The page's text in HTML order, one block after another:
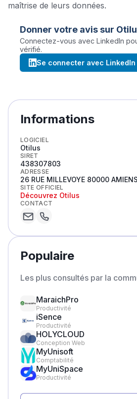
maîtrise de leurs données.
Donner votre avis sur
Connectez-vous avec LinkedIn
vérifié.
Se connecter avec LinkedIn
Informations
LOGICIEL
Otilus
SIRET
438307803
ADRESSE
26 RUE MILLEVOYE 80000 AMIENS
SITE OFFICIEL
Découvrez Otilus
CONTACT
Populaire
Les plus consultés par la
MaraichPro
Productivité
iSence
Productivité
HOLYCLOUD
Conception Web
MyUnisoft
Comptabilité
MyUniSpace
Productivité